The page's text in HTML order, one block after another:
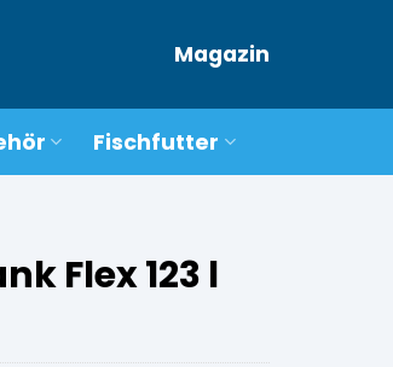
Magazin
Fischfutter
Flex 123 l